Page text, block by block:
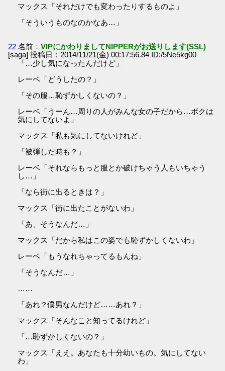
マックス「それだけでも変わったりするものよ」
「そういうものなのかなあ…」
22 名前：VIPにかわりましてNIPPERがお送りします(SSL)
[saga] 投稿日：2014/11/21(金) 00:17:56.84 ID:/5Ne5kg00
「…少し気になったんだけど」
レーベ「どうしたの？」
「その服…恥ずかしくないの？」
レーベ「うーん…周りの人がみんな女の子だから…ボクは
気にしてないよ」
マックス「私も気にしてないけれど」
「被弾した時も？」
レーベ「それならもっと服とか破けちゃう人もいちゃう
し…」
「なら街に出るときは？」
マックス「街に出たことがないわ」
「あ、そうなんだ…」
マックス「だから私はこの姿でも恥ずかしくないわ」
レーベ「もうなれちゃってるもんね」
「そうなんだ…」
……
「あれ？僕男なんだけど……あれ？」
マックス「そんなこと知ってるけれど」
「…恥ずかしくないの？」
マックス「ええ。あなたも十分幼いもの。気にしてない
わ」